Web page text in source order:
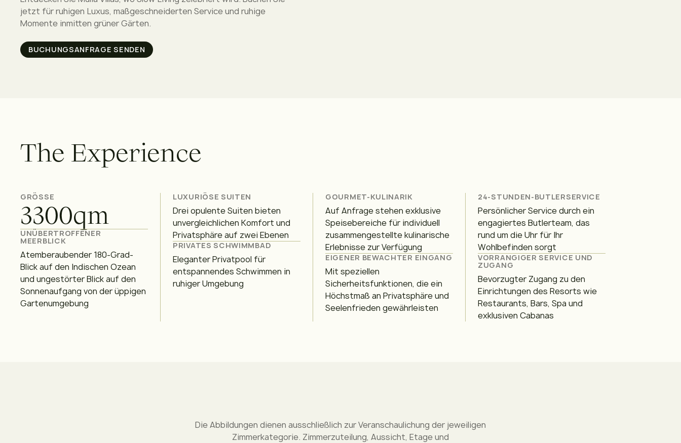
jetzt für ruhigen Luxus, maßgeschneiderten Service und ruhige
Momente inmitten grüner Gärten.
BUCHUNGSANFRAGE SENDEN
The Experience
GRÖSSE
3300qm
UNÜBERTROFFENER
MEERBLICK
Atemberaubender 180-Grad-
Blick auf den Indischen Ozean
und ungestörter Blick auf den
Sonnenaufgang von der üppigen
Gartenumgebung
LUXURIÖSE SUITEN
Drei opulente Suiten bieten
unvergleichlichen Komfort und
Privatsphäre auf zwei Ebenen
PRIVATES SCHWIMMBAD
Eleganter Privatpool für
entspannendes Schwimmen in
ruhiger Umgebung
GOURMET-KULINARIK
Auf Anfrage stehen exklusive
Speisebereiche für individuell
zusammengestellte kulinarische
Erlebnisse zur Verfügung
EIGENER BEWACHTER EINGANG
Mit speziellen
Sicherheitsfunktionen, die ein
Höchstmaß an Privatsphäre und
Seelenfrieden gewährleisten
24-STUNDEN-BUTLERSERVICE
Persönlicher Service durch ein
engagiertes Butlerteam, das
rund um die Uhr für Ihr
Wohlbefinden sorgt
VORRANGIGER SERVICE UND
ZUGANG
Bevorzugter Zugang zu den
Einrichtungen des Resorts wie
Restaurants, Bars, Spa und
exklusiven Cabanas
Die Abbildungen dienen ausschließlich zur Veranschaulichung der jeweiligen
Zimmerkategorie. Zimmerzuteilung, Aussicht, Etage und